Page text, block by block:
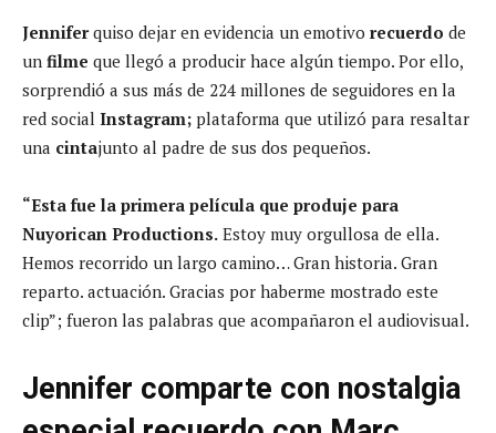
Jenniferquiso dejar en evidencia un emotivo recuerdo de
un filme que llegó a producir hace algún tiempo. Por ello,
sorprendió a sus más de 224 millones de seguidores en la
red social Instagram; plataforma que utilizó para resaltar
una cintajunto al padre de sus dos pequeños.
“Esta fue la primera película que produje para
Nuyorican Productions. Estoy muy orgullosa de ella.
Hemos recorrido un largo camino… Gran historia. Gran
reparto. actuación. Gracias por haberme mostrado este
clip”; fueron las palabras que acompañaron el audiovisual.
Jennifer comparte con nostalgia